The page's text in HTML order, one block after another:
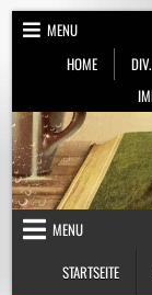
Skip
MENU
HOME
MENU
STARTSEITE